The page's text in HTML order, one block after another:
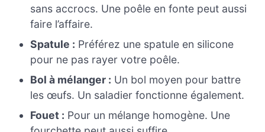
sans accrocs. Une poêle en fonte peut aussi
faire l’affaire.
Spatule : Préférez une spatule en silicone
pour ne pas rayer votre poêle.
Bol à mélanger : Un bol moyen pour battre
les œufs. Un saladier fonctionne également.
Fouet : Pour un mélange homogène. Une